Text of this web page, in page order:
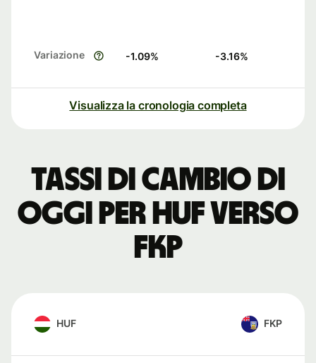
Variazione -1.09% -3.16%
Visualizza la cronologia completa
Tassi di cambio di
oggi per HUF verso
FKP
HUF FKP